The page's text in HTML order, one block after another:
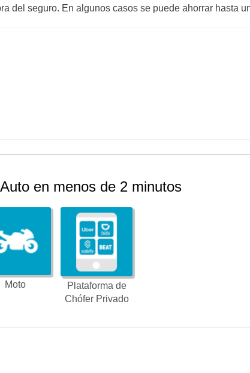
del seguro. En algunos casos se puede ahorrar hasta
en menos de 2 minutos
Moto
Plataforma de
Chófer Privado